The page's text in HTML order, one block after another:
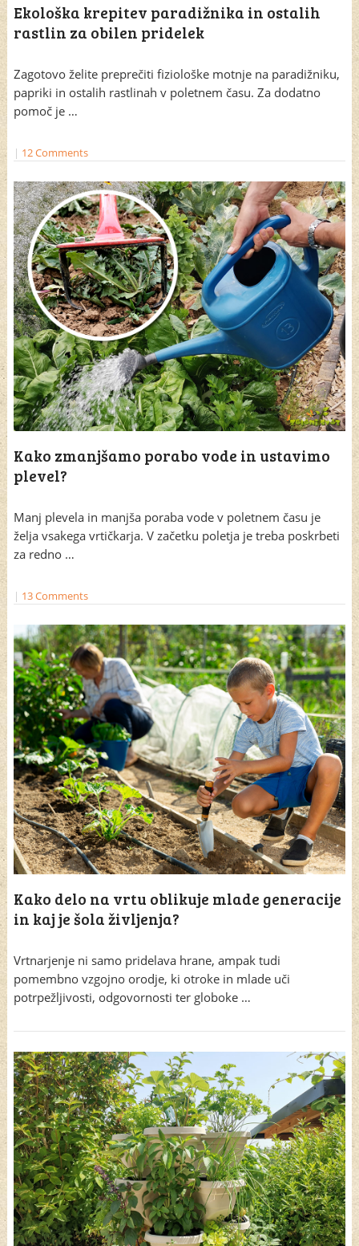
Ekološka krepitev paradižnika in ostalih
rastlin za obilen pridelek
Zagotovo želite preprečiti fiziološke motnje na paradižniku,
papriki in ostalih rastlinah v poletnem času. Za dodatno
pomoč je …
| 12 Comments
Kako zmanjšamo porabo vode in ustavimo
plevel?
Manj plevela in manjša poraba vode v poletnem času je
želja vsakega vrtičkarja. V začetku poletja je treba poskrbeti
za redno …
| 13 Comments
Kako delo na vrtu oblikuje mlade generacije
in kaj je šola življenja?
Vrtnarjenje ni samo pridelava hrane, ampak tudi
pomembno vzgojno orodje, ki otroke in mlade uči
potrpežljivosti, odgovornosti ter globoke …